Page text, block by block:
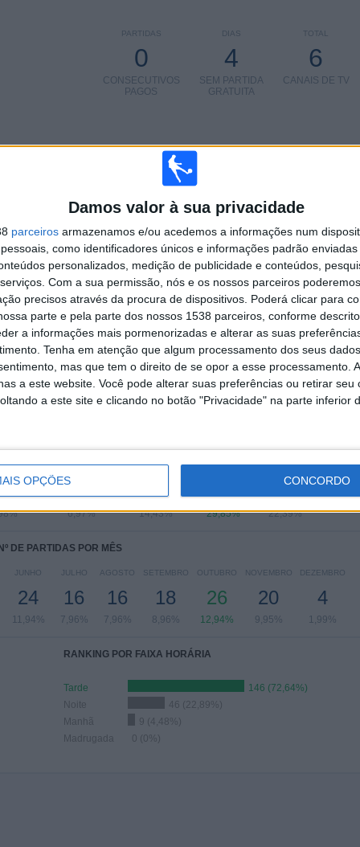
Damos valor à sua privacidade
parceiros armazenamos e/ou acedemos a informações num
como identificadores únicos e informações padrão
personalizados, medição de publicidade e conteúdos,
Com a sua permissão, nós e os nossos parceiros
precisos através da procura de dispositivos. Poderá clicar para
parte e pela parte dos nossos 1538 parceiros, conforme
a informações mais pormenorizadas e alterar as suas
Tenha em atenção que algum processamento dos seus
mas que tem o direito de se opor a esse processamento.
a este website. Você pode alterar suas preferências ou retirar seu
a este site e clicando no botão "Privacidade" na parte inferior
OPÇÕES CONCORDO
TOTAL
6
CANAIS DE TV
DIAS
4
SEM PARTIDA
GRATUITA
PARTIDAS
0
CONSECUTIVOS
PAGOS
RIVAIS
14
VS River Plate
TOTAL
5
COMPETIÇÕES
RANKING POR COMPETIÇÕES
Primera Division
163 (81,09%)
Segunda Division
26 (12,94%)
Copa Uruguay
6 (2,99%)
Copa Sul-Americana
4 (1,99%)
Copa Libertadores
2 (1%)
Ver ranking completo
FEIRA QUINTA-FEIRA
14
6,97%
SEXTA-FEIRA
29
14,43%
SÁBADO
60
29,85%
DOMINGO
45
22,39%
DE PARTIDAS POR MÊS
JUNHO
24
11,94%
JULHO
16
7,96%
AGOSTO
16
7,96%
SETEMBRO
18
8,96%
OUTUBRO
26
12,94%
NOVEMBRO
20
9,95%
DEZEMBRO
4
1,99%
RANKING POR FAIXA HORÁRIA
Tarde
146 (72,64%)
Noite
46 (22,89%)
Manhã
9 (4,48%)
Madrugada
0 (0%)